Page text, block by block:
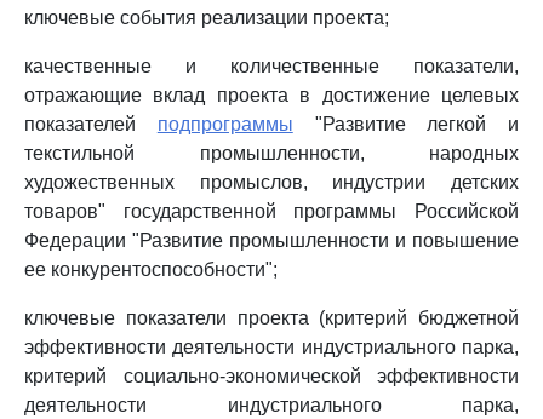
ключевые события реализации проекта;
качественные и количественные показатели,
отражающие вклад проекта в достижение целевых
показателей подпрограммы "Развитие легкой и
текстильной промышленности, народных
художественных промыслов, индустрии детских
товаров" государственной программы Российской
Федерации "Развитие промышленности и повышение
ее конкурентоспособности";
ключевые показатели проекта (критерий бюджетной
эффективности деятельности индустриального парка,
критерий социально-экономической эффективности
деятельности индустриального парка,